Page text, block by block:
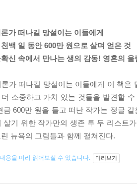
가 떠나길 망설이는 이들에게
백 일 동안 600만 원으로 살며 얻은 것
신 속에서 만나는 생의 감동! 영혼의 울
가 떠나길 망설이는 이들에게 이 책
소중하고 가치 있는 것들을 발견할
금 600만 원을 들고 떠난 작가는 정글
살기 위한 작가만의 생존 투 두 리스트
뉴욕의 그림들과 함께 펼쳐진다.
용을 미리 읽어보실 수 있습니다. 미리보기